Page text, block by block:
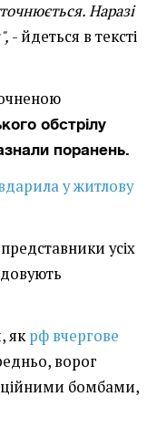
Наразі
- йдеться в тексті
обстрілу
поранень.
у житлову
усіх
якрф вчергове
ворог
бомбами,